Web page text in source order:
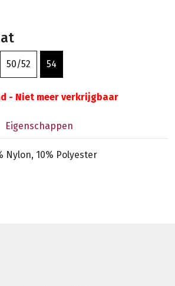
50/52 54
- Niet meer verkrijgbaar
Eigenschappen
Nylon, 10% Polyester